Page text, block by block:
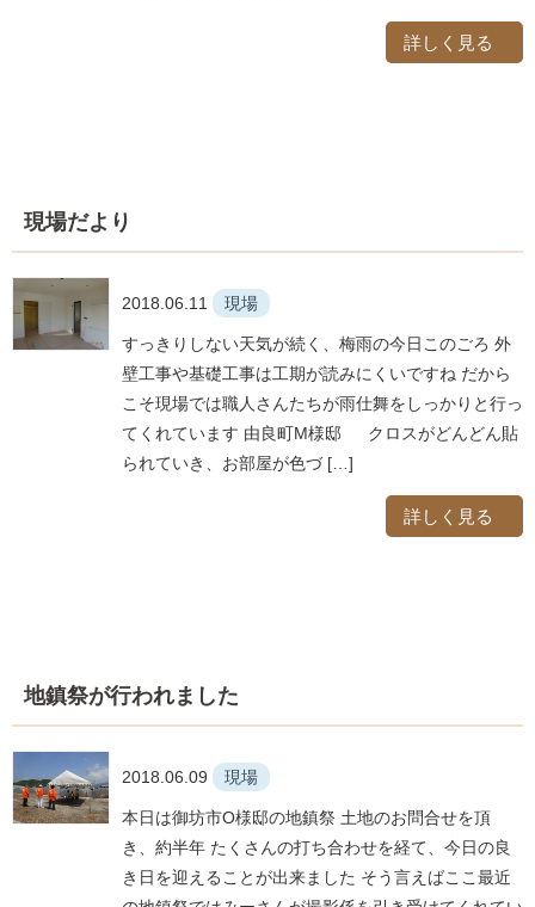
詳しく見る
現場だより
2018.06.11 現場
すっきりしない天気が続く、梅雨の今日このごろ 外
壁工事や基礎工事は工期が読みにくいですね だから
こそ現場では職人さんたちが雨仕舞をしっかりと行っ
てくれています 由良町M様邸 クロスがどんどん貼
られていき、お部屋が色づ […]
詳しく見る
地鎮祭が行われました
2018.06.09 現場
本日は御坊市O様邸の地鎮祭 土地のお問合せを頂
き、約半年 たくさんの打ち合わせを経て、今日の良
き日を迎えることが出来ました そう言えばここ最近